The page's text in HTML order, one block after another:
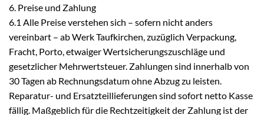
6. Preise und Zahlung
6.1 Alle Preise verstehen sich – sofern nicht anders
vereinbart – ab Werk Taufkirchen, zuzüglich Verpackung,
Fracht, Porto, etwaiger Wertsicherungszuschläge und
gesetzlicher Mehrwertsteuer. Zahlungen sind innerhalb von
30 Tagen ab Rechnungsdatum ohne Abzug zu leisten.
Reparatur- und Ersatzteillieferungen sind sofort netto Kasse
fällig. Maßgeblich für die Rechtzeitigkeit der Zahlung ist der